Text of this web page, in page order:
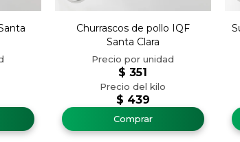
Churrascos de pollo IQF
Santa Clara
$ 439
$ 351